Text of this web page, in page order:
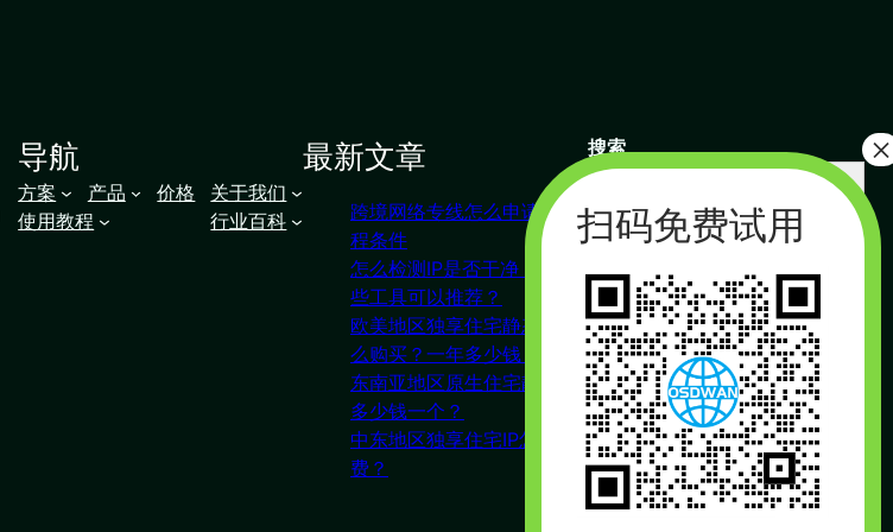
导航
方案 产品 价格
关于我们
使用教程
行业百科
最新文章
跨境网络专线怎么申请？流
程条件
怎么检测IP是否干净，有哪
些工具可以推荐？
欧美地区独享住宅静态IP怎
么购买？一年多少钱？
东南亚地区原生住宅静态IP
多少钱一个？
中东地区独享住宅IP怎么收
费？
搜索
搜
索
联系我们
杭州（总部） 北京 长沙
广州
合作：17357178761（微信同
号）
周一到周五 : 9:00 – 21:00